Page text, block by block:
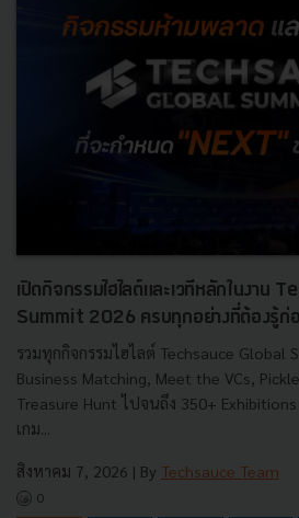
เปิดกิจกรรมไฮไลต์และเวทีหลักในงาน
Summit 2026 ครบทุกอย่างที่ต้องรู้ก่อ
รวมทุกกิจกรรมไฮไลต์ Techsauce Global
Business Matching, Meet the VCs,
Treasure Hunt ไปจนถึง 350+
เกม...
สิงหาคม 7, 2026 | By Techsauce Team
0